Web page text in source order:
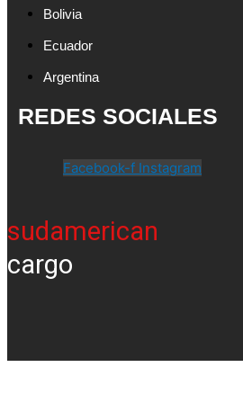
Bolivia
Ecuador
Argentina
REDES SOCIALES
Facebook-f Instagram
sudamerican
cargo